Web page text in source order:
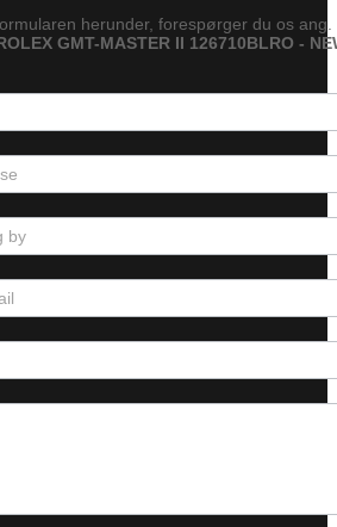
herunder, forespørger du os ang.
GMT-MASTER II 126710BLRO -